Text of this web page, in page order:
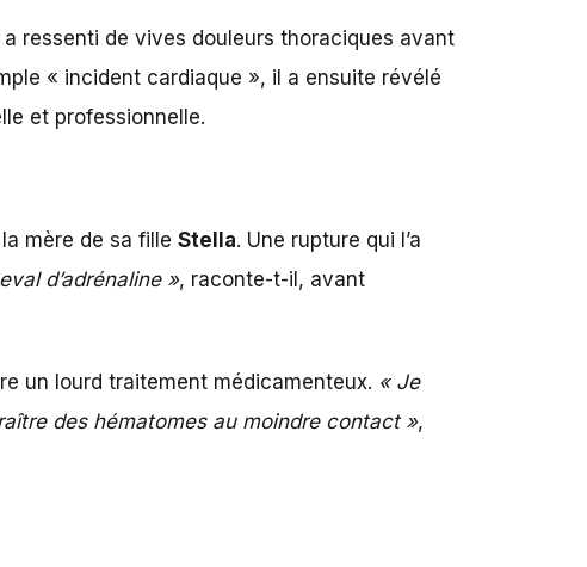
a ressenti de vives douleurs thoraciques avant
« incident cardiaque », il a ensuite révélé
et professionnelle.
mère de sa fille Stella. Une rupture qui l’a
d’adrénaline », raconte-t-il, avant
un lourd traitement médicamenteux. « Je
des hématomes au moindre contact »,